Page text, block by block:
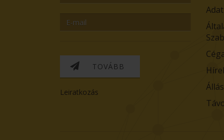
TOVÁBB
Leiratkozás